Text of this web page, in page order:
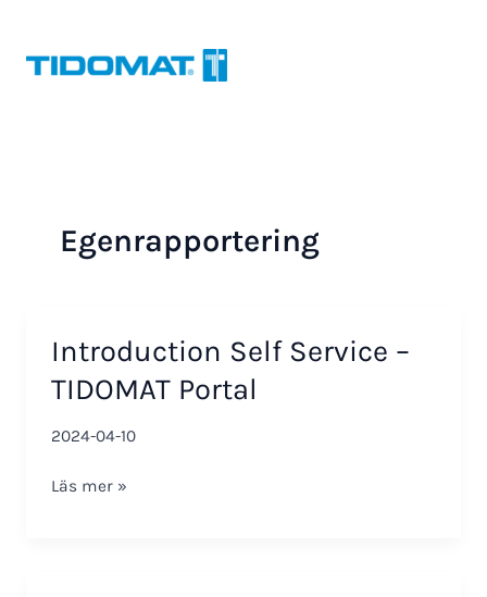
innehåll
Egenrapportering
Introduction Self Service –
TIDOMAT Portal
2024-04-10
Introduction
Läs mer »